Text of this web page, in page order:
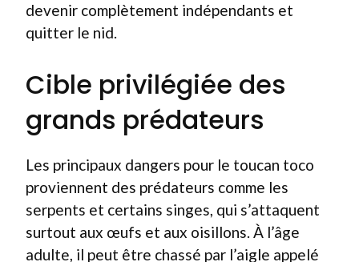
devenir complètement indépendants et
quitter le nid.
Cible privilégiée des
grands prédateurs
Les principaux dangers pour le toucan toco
proviennent des prédateurs comme les
serpents et certains singes, qui s’attaquent
surtout aux œufs et aux oisillons. À l’âge
adulte, il peut être chassé par l’aigle appelé